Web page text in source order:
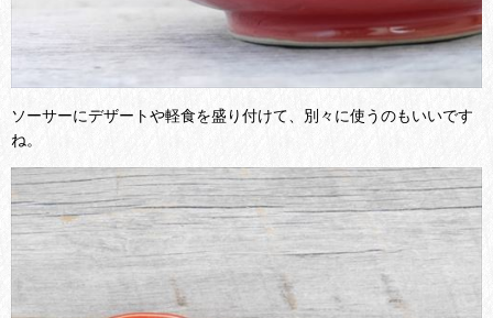
ソーサーにデザートや軽食を盛り付けて、別々に使うのもいいです
ね。